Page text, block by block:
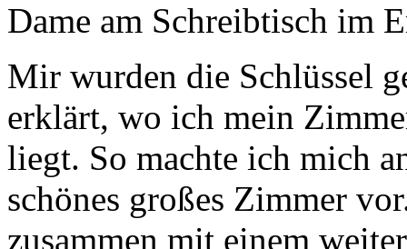
Dame am Schreibtisch im
Mir wurden die Schlüssel
erklärt, wo ich mein
liegt. So machte ich mich
schönes großes Zimmer
zusammen mit einem